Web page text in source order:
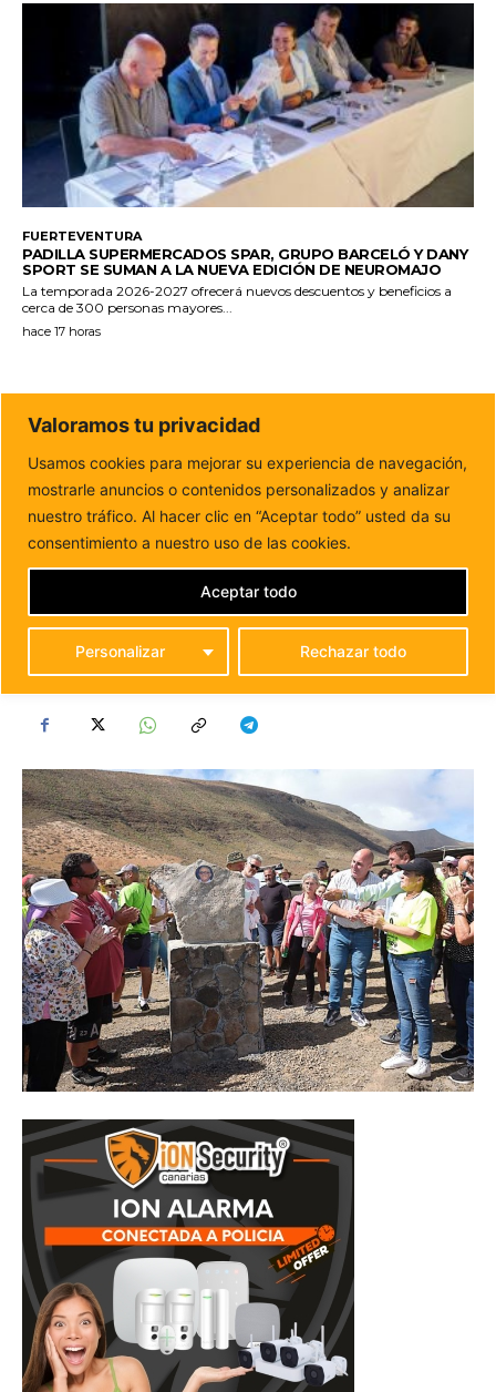
FUERTEVENTURA
PADILLA SUPERMERCADOS SPAR, GRUPO BARCELÓ Y DANY
SPORT SE SUMAN A LA NUEVA EDICIÓN DE NEUROMAJO
La temporada 2026-2027 ofrecerá nuevos descuentos y beneficios a
cerca de 300 personas mayores...
hace 17 horas